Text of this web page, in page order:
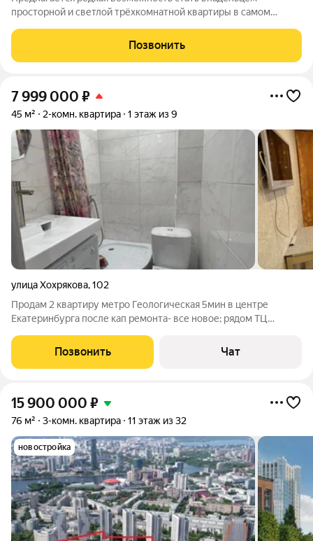
просторной и светлой трёхкомнатной квартиры в самом
площадь города, набережная, метро, ТЦ
Позвонить
7 999 000 ₽
45 м² 2-комн. квартира 1 этаж из 9
улица Хохрякова,102
Продам 2 квартиру метро Геологическая 5мин в центре
Екатеринбурга после кап ремонта- все новое; рядом ТЦ
Позвонить Чат
15 900 000 ₽
76 м² 3-комн. квартира 11 этаж из 32
новостройка